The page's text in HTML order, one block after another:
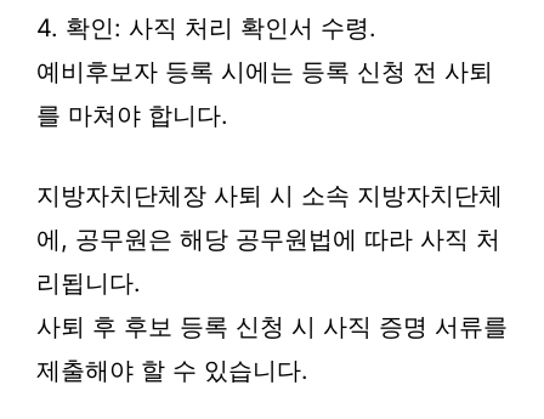
4. 확인: 사직 처리 확인서 수령.
예비후보자 등록 시에는 등록 신청 전 사퇴
를 마쳐야 합니다.
지방자치단체장 사퇴 시 소속 지방자치단체
에, 공무원은 해당 공무원법에 따라 사직 처
리됩니다.
사퇴 후 후보 등록 신청 시 사직 증명 서류를
제출해야 할 수 있습니다.